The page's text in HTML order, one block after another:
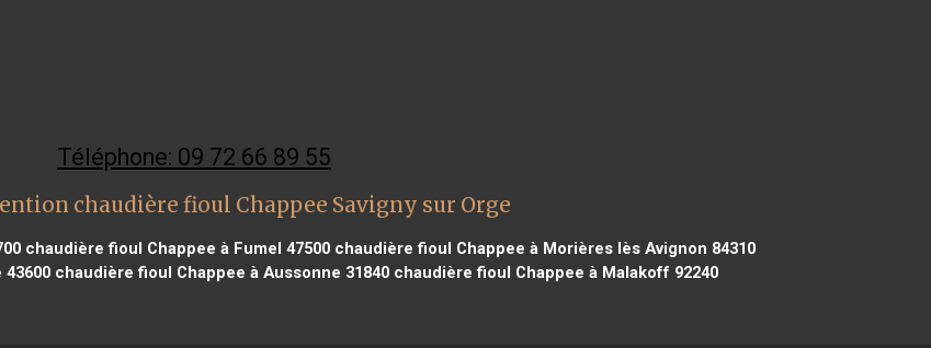
Téléphone: 09 72 66 89 55
chaudière fioul Chappee Savigny sur Orge
chaudière fioul Chappee à Fumel 47500chaudière fioul Chappee à Morières lès Avignon 84310
chaudière fioul Chappee à Aussonne 31840chaudière fioul Chappee à Malakoff 92240